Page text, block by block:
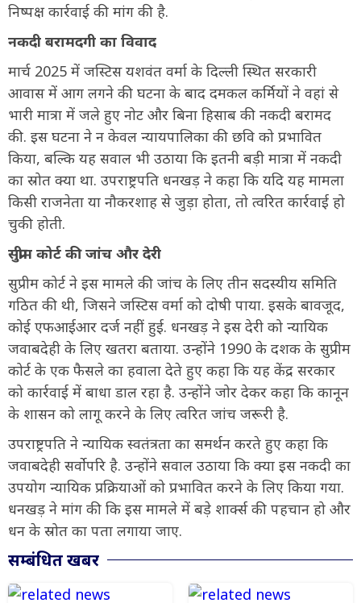
निष्पक्ष कार्रवाई की मांग की है.
नकदी बरामदगी का विवाद
मार्च 2025 में जस्टिस यशवंत वर्मा के दिल्ली स्थित सरकारी
आवास में आग लगने की घटना के बाद दमकल कर्मियों ने वहां से
भारी मात्रा में जले हुए नोट और बिना हिसाब की नकदी बरामद
की. इस घटना ने न केवल न्यायपालिका की छवि को प्रभावित
किया, बल्कि यह सवाल भी उठाया कि इतनी बड़ी मात्रा में नकदी
का स्रोत क्या था. उपराष्ट्रपति धनखड़ ने कहा कि यदि यह मामला
किसी राजनेता या नौकरशाह से जुड़ा होता, तो त्वरित कार्रवाई हो
चुकी होती.
सुप्रीम कोर्ट की जांच और देरी
सुप्रीम कोर्ट ने इस मामले की जांच के लिए तीन सदस्यीय समिति
गठित की थी, जिसने जस्टिस वर्मा को दोषी पाया. इसके बावजूद,
कोई एफआईआर दर्ज नहीं हुई. धनखड़ ने इस देरी को न्यायिक
जवाबदेही के लिए खतरा बताया. उन्होंने 1990 के दशक के सुप्रीम
कोर्ट के एक फैसले का हवाला देते हुए कहा कि यह केंद्र सरकार
को कार्रवाई में बाधा डाल रहा है. उन्होंने जोर देकर कहा कि कानून
के शासन को लागू करने के लिए त्वरित जांच जरूरी है.
उपराष्ट्रपति ने न्यायिक स्वतंत्रता का समर्थन करते हुए कहा कि
जवाबदेही सर्वोपरि है. उन्होंने सवाल उठाया कि क्या इस नकदी का
उपयोग न्यायिक प्रक्रियाओं को प्रभावित करने के लिए किया गया.
धनखड़ ने मांग की कि इस मामले में बड़े शार्क्स की पहचान हो और
धन के स्रोत का पता लगाया जाए.
सम्बंधित खबर